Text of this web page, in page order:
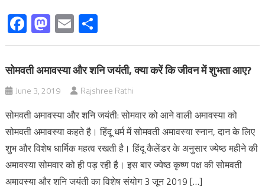
Facebook
Mastodon
EmailShare
सोमवती अमावस्या और शनि जयंती, क्या करें कि जीवन में शुभता आए?
June 3, 2019 Rajshree Rathi
सोमवती अमावस्या और शनि जयंती: सोमवार को आने वाली अमावस्या को
सोमवती अमावस्या कहते है। हिंदू धर्म में सोमवती अमावस्या स्नान, दान के लिए
शुभ और विशेष धार्मिक महत्व रखती है। हिंदू कैलेंडर के अनुसार ज्येष्ठ महीने की
अमावस्या सोमवार को ही पड़ रही है। इस बार ज्येष्ठ कृष्ण पक्ष की सोमवती
अमावस्या और शनि जयंती का विशेष संयोग 3 जून 2019 […]